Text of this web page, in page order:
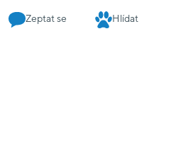
Zeptat se Hlídat